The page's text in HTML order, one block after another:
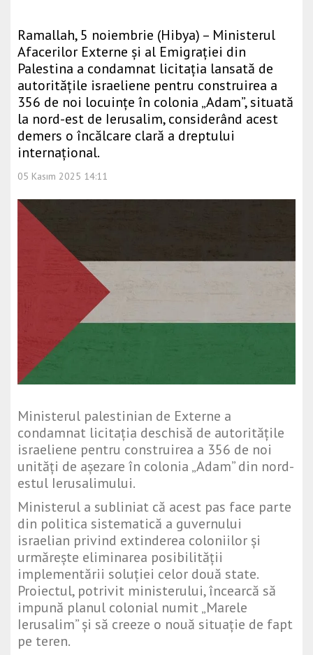
Ramallah, 5 noiembrie (Hibya) – Ministerul
Afacerilor Externe și al Emigrației din
Palestina a condamnat licitația lansată de
autoritățile israeliene pentru construirea a
356 de noi locuințe în colonia „Adam”, situată
la nord-est de Ierusalim, considerând acest
demers o încălcare clară a dreptului
internațional.
05 Kasım 2025 14:11
Ministerul palestinian de Externe a
condamnat licitația deschisă de autoritățile
israeliene pentru construirea a 356 de noi
unități de așezare în colonia „Adam” din nord-
estul Ierusalimului.
Ministerul a subliniat că acest pas face parte
din politica sistematică a guvernului
israelian privind extinderea coloniilor și
urmărește eliminarea posibilității
implementării soluției celor două state.
Proiectul, potrivit ministerului, încearcă să
impună planul colonial numit „Marele
Ierusalim” și să creeze o nouă situație de fapt
pe teren.